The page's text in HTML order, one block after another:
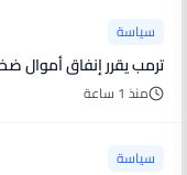
سياسة
ترمب يقرر إنفاق أموال
منذ 1 ساعة
سياسة